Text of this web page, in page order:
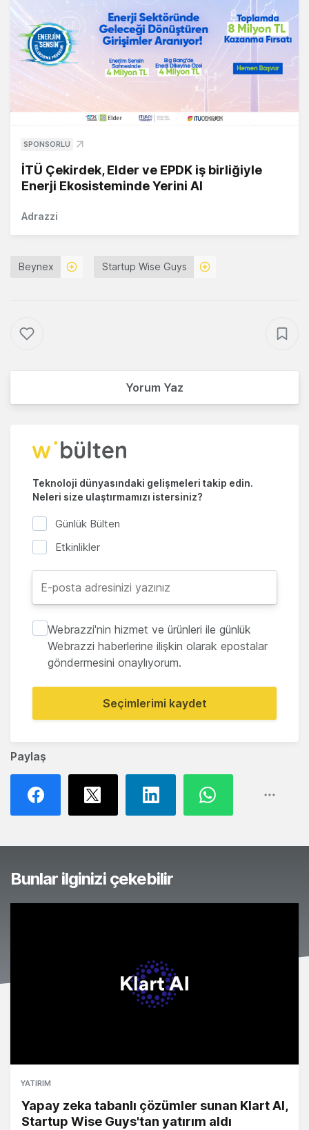
Paylaş
SPONSORLU
İTÜ Çekirdek, Elder ve EPDK iş birliğiyle
Enerji Ekosisteminde Yerini Al
Adrazzi
Beynex Startup Wise Guys
Yorum Yaz
Teknoloji dünyasındaki gelişmeleri takip edin.
Neleri size ulaştırmamızı istersiniz?
Günlük Bülten
Etkinlikler
Webrazzi'nin hizmet ve ürünleri ile günlük
Webrazzi haberlerine ilişkin olarak epostalar
göndermesini onaylıyorum.
Seçimlerimi kaydet
Bunlar ilginizi çekebilir
YATIRIM
Yapay zeka tabanlı çözümler sunan Klart AI,
Startup Wise Guys'tan yatırım aldı